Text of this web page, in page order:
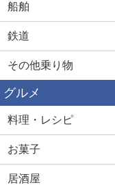
船舶
鉄道
その他乗り物
グルメ
料理・レシピ
お菓子
居酒屋